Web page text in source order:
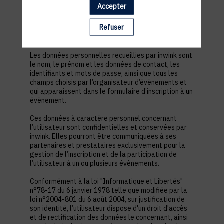
s’inscrire à un évènement, d’accéder au site d’un
évènement, et de consulter les informations
relatives à l’organisation pratique et logistique d’un
Les données personnelles recueillies par inwink sont
le nom, le prénom et les données de contact, les
identifiants et mots de passe, ainsi que tous les
champs choisis par l’organisateur d’évènements et
qui apparaissent dans le formulaire d’inscription à un
évènement.
Ces données à caractère personnel concernant
l’utilisateur sont confidentielles et conservées par
inwink. Elles pourront être communiquées à ses
partenaires et prestataires exclusivement pour la
gestion de l’inscription et de la participation de
l’utilisateur à un ou plusieurs évènements.
Conformément à la loi "Informatique et Libertés"
n°78-17 du 6 janvier 1978 telle que modifiée par la
loi n°2004-801 du 6 août 2004, sur justification de
son identité, l’utilisateur dispose d'un droit d'accès
et de rectification des données le concernant, ainsi
Accepter
Refuser